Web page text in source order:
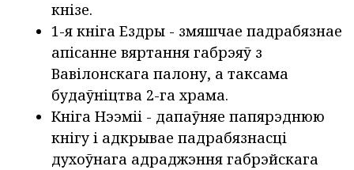
кнізе.
1-я кніга Ездры - змяшчае падрабязнае
апісанне вяртання габрэяў з
Вавілонскага палону, а таксама
будаўніцтва 2-га храма.
Кніга Нээміі - дапаўняе папярэднюю
кнігу і адкрывае падрабязнасці
духоўнага адраджэння габрэйскага